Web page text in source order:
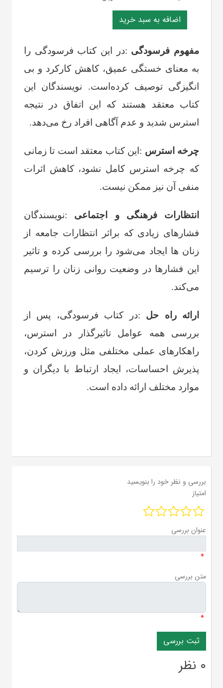
مفهوم فرسودگی :در این کتاب فرسودگی را
به معنای خستگی عمیق، کاهش کارکرد و بی
انگیزگی توصیف کرده‌است. نویسندگان این
کتاب معتقد هستند که این اتفاق در نتیجه
استرس شدید و عدم آگاهی افراد رخ می‌دهد.
چرخه استرس : این کتاب معتقد است تا زمانی
که چرخه استرس کامل نشود، کاهش اثرات
منفی آن نیز ممکن نیست.
انتظارات فرهنگی و اجتماعی :نویسندگان
فشارهای زیادی که براثر انتظارات جامعه از
زنان ‌ها ایجاد می‌شود را بررسی کرده و تاثیر
این فشارها در وضعیت روانی زنان را ترسیم
می‌کند.
ارائه راه حل :در کتاب فرسودگی، پس از
بررسی همه عوامل تاثیرگذار در استرس،
راهکارهای عملی مختلفی مثل ورزش کردن،
پذیرش احساسات، ایجاد ارتباط با دیگران و
موارد مختلف ارائه داده است.
بررسی و نظر خود را بنویسید
امتیاز
عنوان بررسی
*
متن بررسی
*
0 نظر